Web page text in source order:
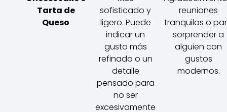
Tarta de
Queso
sofisticado y
ligero. Puede
indicar un
gusto más
refinado o un
detalle
pensado para
no ser
excesivamente
reuniones
tranquilas o
sorprender a
alguien con
gustos
modernos.